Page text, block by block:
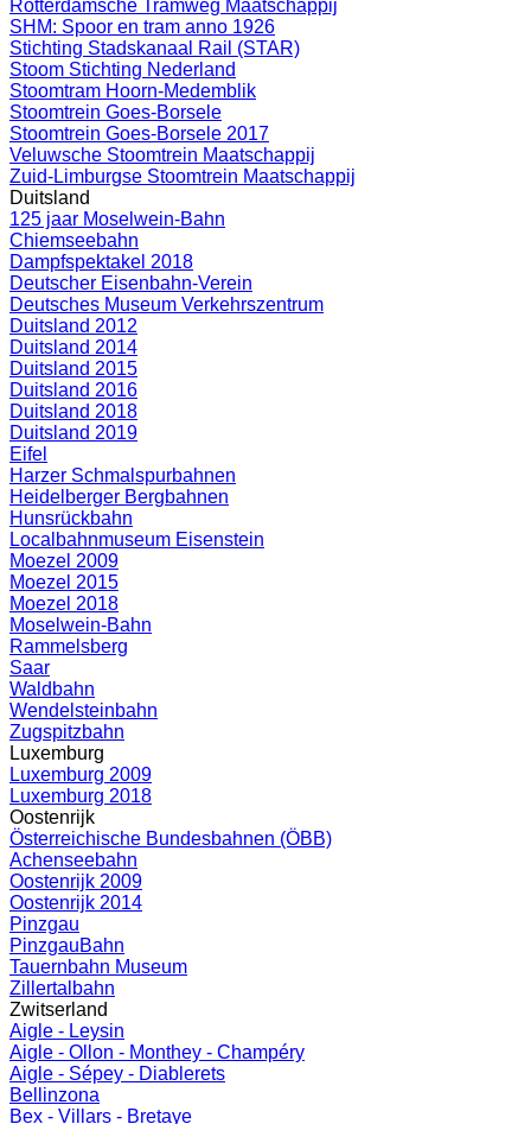
Rotterdamsche Tramweg Maatschappij
SHM: Spoor en tram anno 1926
Stichting Stadskanaal Rail (STAR)
Stoom Stichting Nederland
Stoomtram Hoorn-Medemblik
Stoomtrein Goes-Borsele
Stoomtrein Goes-Borsele 2017
Veluwsche Stoomtrein Maatschappij
Zuid-Limburgse Stoomtrein Maatschappij
Duitsland
125 jaar Moselwein-Bahn
Chiemseebahn
Dampfspektakel 2018
Deutscher Eisenbahn-Verein
Deutsches Museum Verkehrszentrum
Duitsland 2012
Duitsland 2014
Duitsland 2015
Duitsland 2016
Duitsland 2018
Duitsland 2019
Eifel
Harzer Schmalspurbahnen
Heidelberger Bergbahnen
Hunsrückbahn
Localbahnmuseum Eisenstein
Moezel 2009
Moezel 2015
Moezel 2018
Moselwein-Bahn
Rammelsberg
Saar
Waldbahn
Wendelsteinbahn
Zugspitzbahn
Luxemburg
Luxemburg 2009
Luxemburg 2018
Oostenrijk
Österreichische Bundesbahnen (ÖBB)
Achenseebahn
Oostenrijk 2009
Oostenrijk 2014
Pinzgau
PinzgauBahn
Tauernbahn Museum
Zillertalbahn
Zwitserland
Aigle - Leysin
Aigle - Ollon - Monthey - Champéry
Aigle - Sépey - Diablerets
Bellinzona
Bex - Villars - Bretaye